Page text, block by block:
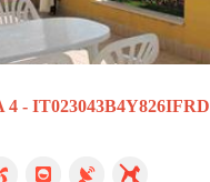
- IT023043B4Y826IFRD